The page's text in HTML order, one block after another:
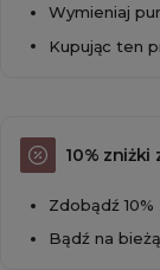
Wymieniaj
Kupując ten
10% zniżki
Zdobądź
Bądź na